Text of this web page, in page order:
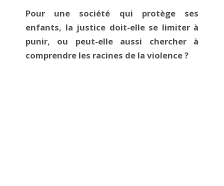
Pour une société qui protège ses
enfants, la justice doit-elle se limiter à
punir, ou peut-elle aussi chercher à
comprendre les racines de la violence ?